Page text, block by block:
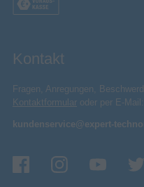
Kontakt
Fragen, Anregungen,
Kontaktformular oder per E-Mail:
kundenservice@expert-